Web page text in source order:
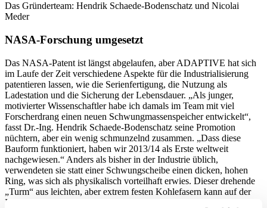
Das Gründerteam: Hendrik Schaede-Bodenschatz und Nicolai
Meder
NASA-Forschung umgesetzt
Das NASA-Patent ist längst abgelaufen, aber ADAPTIVE hat sich
im Laufe der Zeit verschiedene Aspekte für die Industrialisierung
patentieren lassen, wie die Serienfertigung, die Nutzung als
Ladestation und die Sicherung der Lebensdauer. „Als junger,
motivierter Wissenschaftler habe ich damals im Team mit viel
Forscherdrang einen neuen Schwungmassenspeicher entwickelt“,
fasst Dr.-Ing. Hendrik Schaede-Bodenschatz seine Promotion
nüchtern, aber ein wenig schmunzelnd zusammen. „Dass diese
Bauform funktioniert, haben wir 2013/14 als Erste weltweit
nachgewiesen.“ Anders als bisher in der Industrie üblich,
verwendeten sie statt einer Schwungscheibe einen dicken, hohen
Ring, was sich als physikalisch vorteilhaft erwies. Dieser drehende
„Turm“ aus leichten, aber extrem festen Kohlefasern kann auf der
Innenseite platzsparend Motor und Lager aufnehmen.